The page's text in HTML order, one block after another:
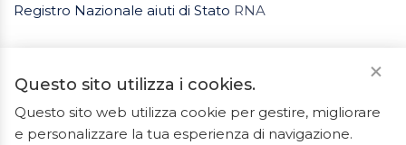
Registro Nazionale aiuti di Stato RNA
Questo sito utilizza i cookies.
Questo sito web utilizza cookie per gestire, migliorare
e personalizzare la tua esperienza di navigazione.